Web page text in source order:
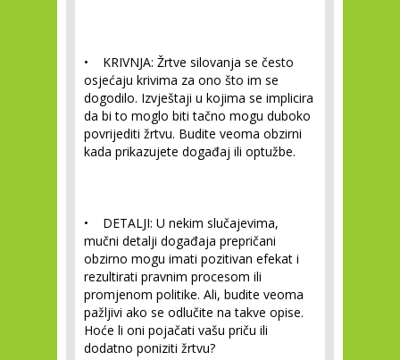
• KRIVNJA: Žrtve silovanja se često
osjećaju krivima za ono što im se
dogodilo. Izvještaji u kojima se implicira
da bi to moglo biti tačno mogu duboko
povrijediti žrtvu. Budite veoma obzirni
kada prikazujete događaj ili optužbe.
• DETALJI: U nekim slučajevima,
mučni detalji događaja prepričani
obzirno mogu imati pozitivan efekat i
rezultirati pravnim procesom ili
promjenom politike. Ali, budite veoma
pažljivi ako se odlučite na takve opise.
Hoće li oni pojačati vašu priču ili
dodatno poniziti žrtvu?